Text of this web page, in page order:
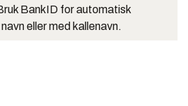
BankID for automatisk
eller med kallenavn.